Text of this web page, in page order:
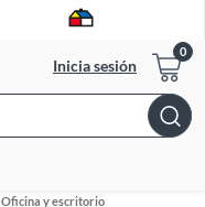
Inicia sesión
Oficina y escritorio